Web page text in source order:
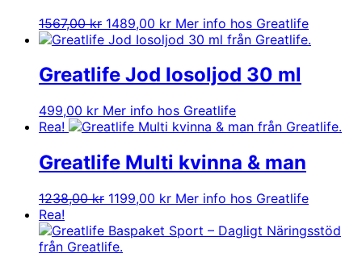
1567,00kr Det
ursprungliga
var:
1567,00 kr.
1489,00 krDet
nuvarande
är:
1489,00 kr.
Mer info hos Greatlife
Greatlife Jod Iosoljod 30 ml
499,00 kr Mer info hos Greatlife
Rea!
Greatlife Multi kvinna & man
1238,00kr Det
priset
var:
1199,00 krDet
priset
Mer info hos Greatlife
Rea!